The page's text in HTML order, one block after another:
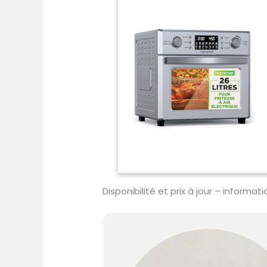
Disponibilité et prix à jour –